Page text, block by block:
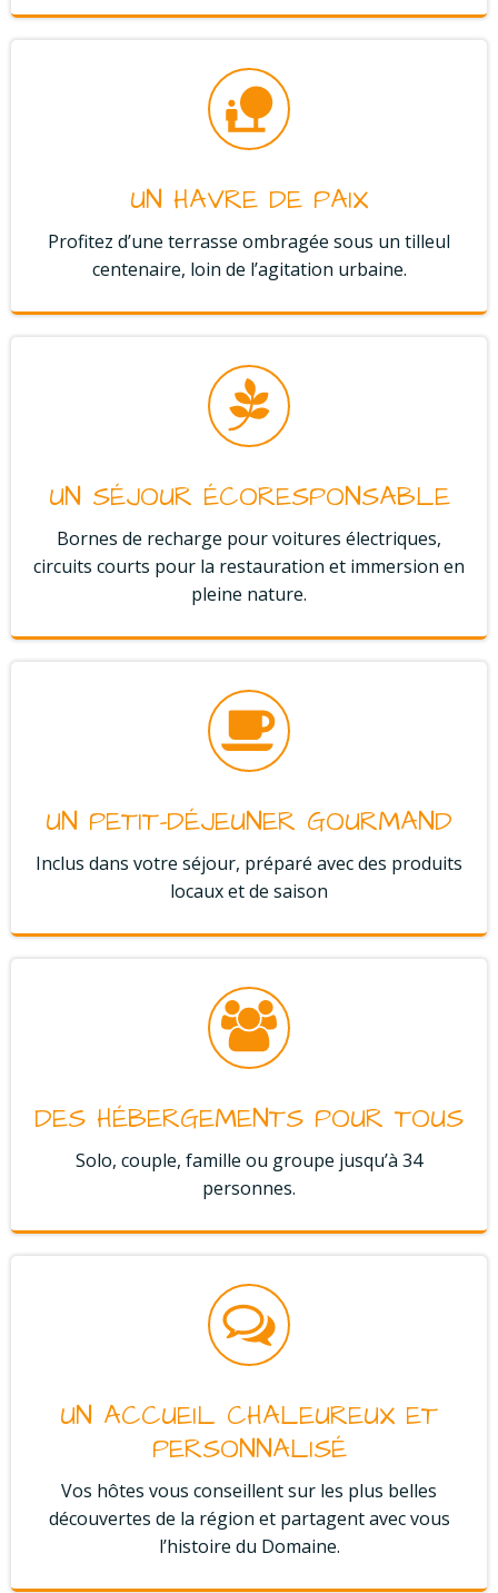
UN HAVRE DE PAIX
Profitez d’une terrasse ombragée sous un tilleul
centenaire, loin de l’agitation urbaine.
UN SÉJOUR ÉCORESPONSABLE
Bornes de recharge pour voitures électriques,
circuits courts pour la restauration et immersion en
pleine nature.
UN PETIT-DÉJEUNER GOURMAND
Inclus dans votre séjour, préparé avec des produits
locaux et de saison
DES HÉBERGEMENTS POUR TOUS
Solo, couple, famille ou groupe jusqu’à 34
personnes.
UN ACCUEIL CHALEUREUX ET
PERSONNALISÉ
Vos hôtes vous conseillent sur les plus belles
découvertes de la région et partagent avec vous
l’histoire du Domaine.